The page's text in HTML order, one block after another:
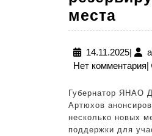
места
СВО
на
в
14.11.2025|
Нет комментария|
Губернатор ЯНАО
Артюхов
несколько новых
поддержки для